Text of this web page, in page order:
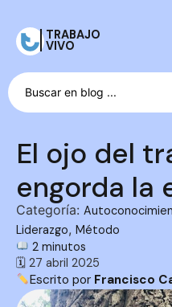
TRABAJO
VIVO
El ojo del
engorda la
Categoría:
Liderazgo, Método
2 minutos
🗓 27 abril 2025
Escrito por Francisco